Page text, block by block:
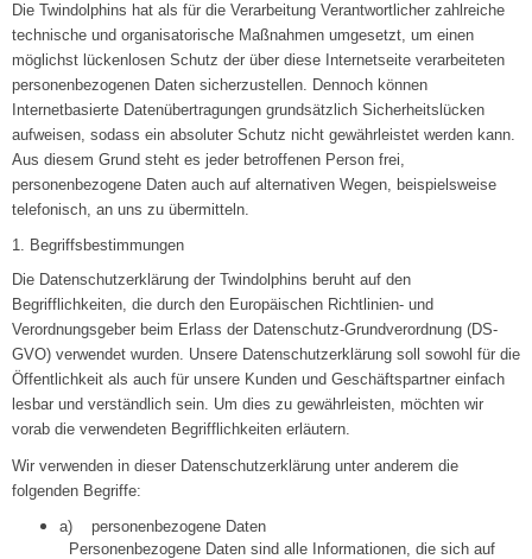
Die Twindolphins hat als für die Verarbeitung Verantwortlicher zahlreiche
technische und organisatorische Maßnahmen umgesetzt, um einen
möglichst lückenlosen Schutz der über diese Internetseite verarbeiteten
personenbezogenen Daten sicherzustellen. Dennoch können
Internetbasierte Datenübertragungen grundsätzlich Sicherheitslücken
aufweisen, sodass ein absoluter Schutz nicht gewährleistet werden kann.
Aus diesem Grund steht es jeder betroffenen Person frei,
personenbezogene Daten auch auf alternativen Wegen, beispielsweise
telefonisch, an uns zu übermitteln.
1. Begriffsbestimmungen
Die Datenschutzerklärung der Twindolphins beruht auf den
Begrifflichkeiten, die durch den Europäischen Richtlinien- und
Verordnungsgeber beim Erlass der Datenschutz-Grundverordnung (DS-
GVO) verwendet wurden. Unsere Datenschutzerklärung soll sowohl für die
Öffentlichkeit als auch für unsere Kunden und Geschäftspartner einfach
lesbar und verständlich sein. Um dies zu gewährleisten, möchten wir
vorab die verwendeten Begrifflichkeiten erläutern.
Wir verwenden in dieser Datenschutzerklärung unter anderem die
folgenden Begriffe:
a) personenbezogene Daten
Personenbezogene Daten sind alle Informationen, die sich auf